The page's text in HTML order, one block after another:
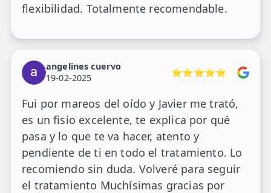
flexibilidad. Totalmente recomendable.
angelines cuervo
19-02-2025
⭐⭐⭐⭐⭐
Fui por mareos del oído y Javier me trató,
es un fisio excelente, te explica por qué
pasa y lo que te va hacer, atento y
pendiente de ti en todo el tratamiento. Lo
recomiendo sin duda. Volveré para seguir
el tratamiento Muchísimas gracias por